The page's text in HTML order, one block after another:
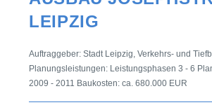
EIPZIG
Auftraggeber: Stadt Leipzig, Verkehrs- und
Planungsleistungen: Leistungsphasen 3 - 6
2009 - 2011 Baukosten: ca. 680.000 EUR